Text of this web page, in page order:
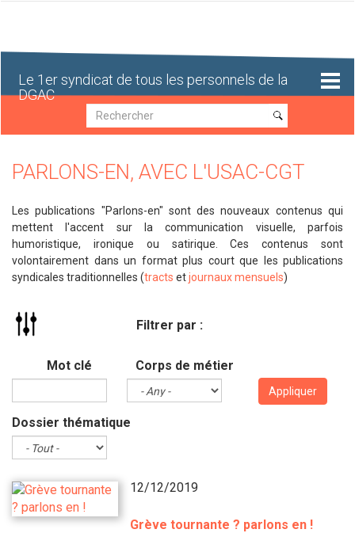
Le 1er syndicat de tous les personnels de la
DGAC
Recherche
Recherche
PARLONS-EN, AVEC L'USAC-CGT
Les publications "Parlons-en" sont des nouveaux contenus qui
mettent l'accent sur la communication visuelle, parfois
humoristique, ironique ou satirique. Ces contenus sont
volontairement dans un format plus court que les publications
syndicales traditionnelles (tracts etjournaux mensuels)
Filtrer par :
Mot clé Corps de métier
Dossier thématique
Appliquer
12/12/2019
Grève tournante ? parlons en !